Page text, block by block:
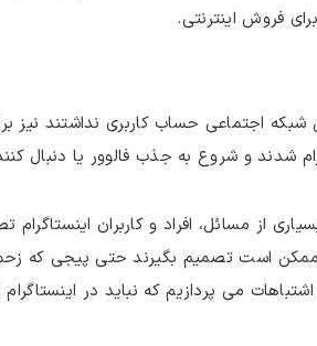
فروش اینترنتی.
شبکه اجتماعی حساب کاربری نداشتند نیز
شدند و شروع به جذب فالوور یا دنبال‌
از مسائل، افراد و کاربران
است تصمیم بگیرند حتی پیجی که
می ‌پردازیم که نباید در اینستاگرام